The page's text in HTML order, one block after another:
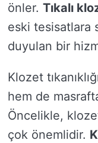
önler. Tıkalı
eski tesisatlara
duyulan bir
Klozet
hem de
Öncelikle,
çok önemlidir.